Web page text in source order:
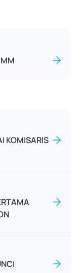
KOMISARIS